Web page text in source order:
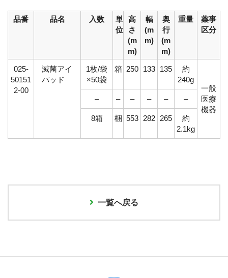
品番 品名 入数
単
位
高
さ
(m
m)
幅
(m
m)
奥
行
(m
m)
重量
薬事
区分
025-
50151
2-00
滅菌アイ
パッド
1枚/袋
×50袋
箱 250 133 135
約
240g
一般
医療
機器
– – – – – –
8箱 梱 553 282 265
約
2.1kg
一覧へ戻る